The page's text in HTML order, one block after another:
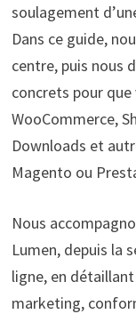
soulagement
Dans ce guide,
centre, puis nous
concrets pour
WooCommerce,
Downloads et
Magento ou
Nous
Lumen, depuis la
ligne, en
marketing,